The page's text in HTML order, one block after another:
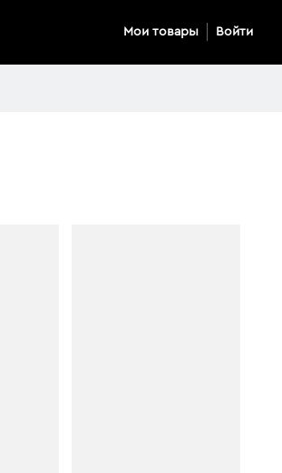
Мои товары Войти